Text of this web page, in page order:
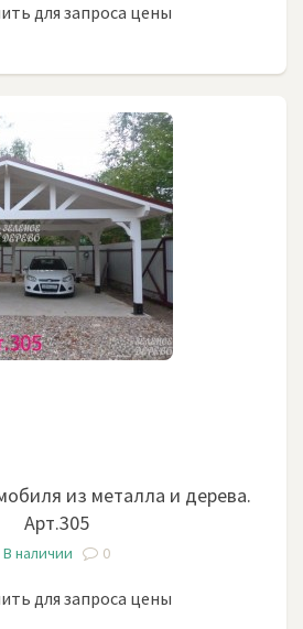
для запроса цены
из металла и дерева.
Арт.305
В наличии 0
для запроса цены